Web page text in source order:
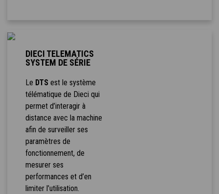
DIECI TELEMATICS
SYSTEM DE SÉRIE
Le DTS est le système
télématique de Dieci qui
permet d’interagir à
distance avec la machine
afin de surveiller ses
paramètres de
fonctionnement, de
mesurer ses
performances et d’en
limiter l’utilisation.